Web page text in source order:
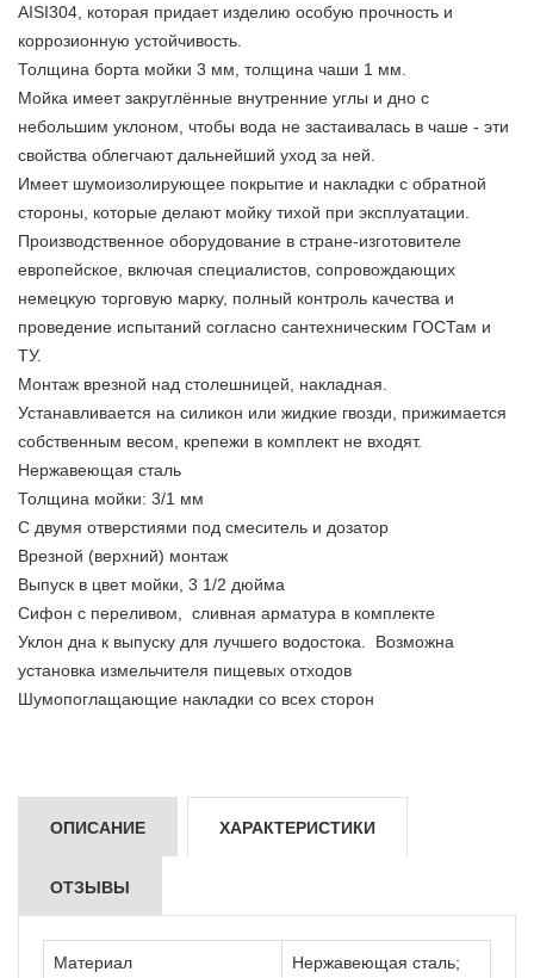
AISI304, которая придает изделию особую прочность и
коррозионную устойчивость.
Толщина борта мойки 3 мм, толщина чаши 1 мм.
Мойка имеет закруглённые внутренние углы и дно с
небольшим уклоном, чтобы вода не застаивалась в чаше - эти
свойства облегчают дальнейший уход за ней.
Имеет шумоизолирующее покрытие и накладки с обратной
стороны, которые делают мойку тихой при эксплуатации.
Производственное оборудование в стране-изготовителе
европейское, включая специалистов, сопровождающих
немецкую торговую марку, полный контроль качества и
проведение испытаний согласно сантехническим ГОСТам и
ТУ.
Монтаж врезной над столешницей, накладная.
Устанавливается на силикон или жидкие гвозди, прижимается
собственным весом, крепежи в комплект не входят.
Нержавеющая сталь
Толщина мойки: 3/1 мм
С двумя отверстиями под смеситель и дозатор
Врезной (верхний) монтаж
Выпуск в цвет мойки, 3 1/2 дюйма
Сифон с переливом, сливная арматура в комплекте
Уклон дна к выпуску для лучшего водостока. Возможна
установка измельчителя пищевых отходов
Шумопоглащающие накладки со всех сторон
ОПИСАНИЕ ХАРАКТЕРИСТИКИ
ОТЗЫВЫ
Материал Нержавеющая сталь;